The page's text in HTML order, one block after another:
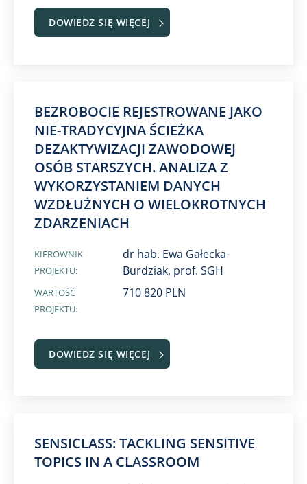
DOWIEDZ SIĘ WIĘCEJ
BEZROBOCIE REJESTROWANE JAKO
NIE-TRADYCYJNA ŚCIEŻKA
DEZAKTYWIZACJI ZAWODOWEJ
OSÓB STARSZYCH. ANALIZA Z
WYKORZYSTANIEM DANYCH
WZDŁUŻNYCH O WIELOKROTNYCH
ZDARZENIACH
KIEROWNIK
PROJEKTU:
dr hab. Ewa Gałecka-
Burdziak, prof. SGH
WARTOŚĆ
PROJEKTU:
710 820 PLN
DOWIEDZ SIĘ WIĘCEJ
SENSICLASS: TACKLING SENSITIVE
TOPICS IN A CLASSROOM